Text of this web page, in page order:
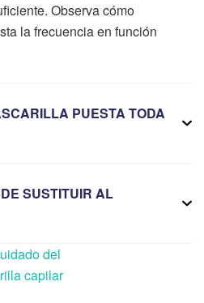
Observa cómo
la frecuencia en función
PUESTA TODA
SUSTITUIR AL
del
capilar